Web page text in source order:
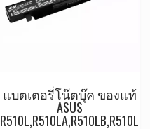
แบตเตอรี่โน๊ตบุ๊ค ของแท้
ASUS
R510L,R510LA,R510LB,R510L